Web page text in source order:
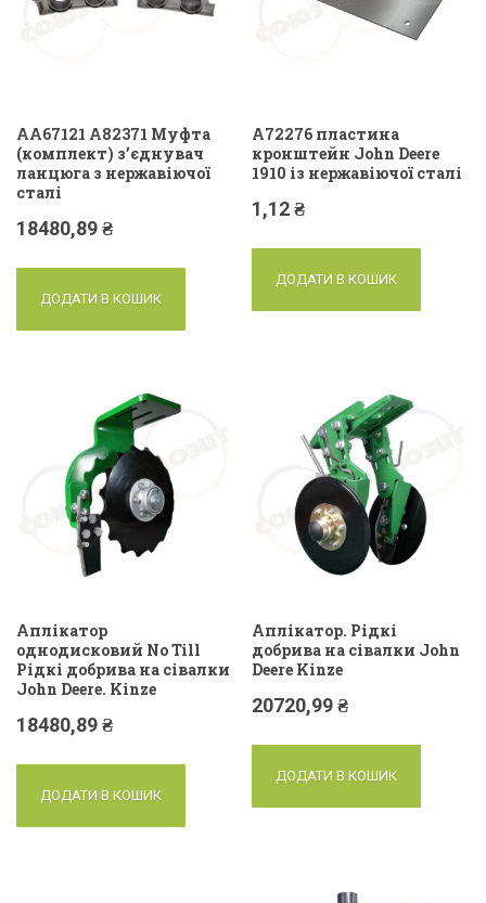
AA67121 A82371 Муфта
(комплект) з’єднувач
ланцюга з нержавіючої
сталі
18480,89₴
ДОДАТИ В КОШИК
А72276 пластина
кронштейн John Deere
1910 із нержавіючої сталі
1,12₴
ДОДАТИ В КОШИК
Аплікатор
однодисковий No Till
Рідкі добрива на сівалки
John Deere. Kinze
18480,89₴
ДОДАТИ В КОШИК
Аплікатор. Рідкі
добрива на сівалки John
Deere Kinze
20720,99₴
ДОДАТИ В КОШИК